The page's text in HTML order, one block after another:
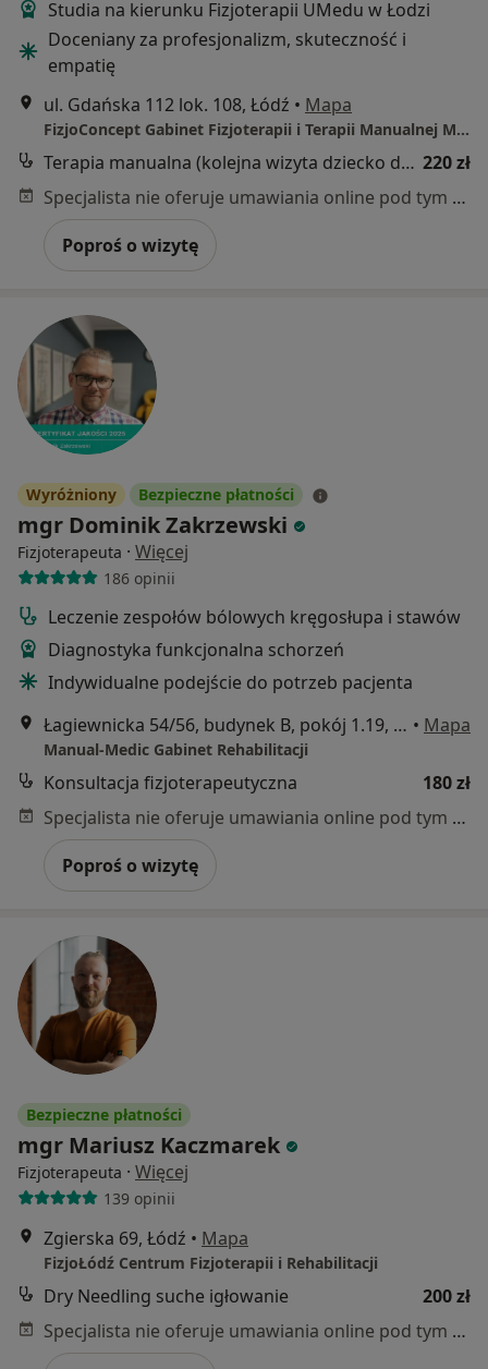
Studia na kierunku Fizjoterapii UMedu w Łodzi
Doceniany za profesjonalizm, skuteczność i
empatię
ul. Gdańska 112 lok. 108, Łódź • Mapa
FizjoConcept Gabinet Fizjoterapii i Terapii Manualnej Mateusz Pyrzak
Terapia manualna (kolejna wizyta dziecko do lat 16, terapia) 220 zł
Specjalista nie oferuje umawiania online pod tym adresem.
Poproś o wizytę
Wyróżniony Bezpieczne płatności
mgr Dominik Zakrzewski
Fizjoterapeuta · Więcej
186 opinii
Leczenie zespołów bólowych kręgosłupa i stawów
Diagnostyka funkcjonalna schorzeń
Indywidualne podejście do potrzeb pacjenta
Łagiewnicka 54/56, budynek B, pokój 1.19, Łódź • Mapa
Manual-Medic Gabinet Rehabilitacji
Konsultacja fizjoterapeutyczna
180 zł
Specjalista nie oferuje umawiania online pod tym adresem.
Poproś o wizytę
Bezpieczne płatności
mgr Mariusz Kaczmarek
Fizjoterapeuta · Więcej
139 opinii
Zgierska 69, Łódź • Mapa
FizjoŁódź Centrum Fizjoterapii i Rehabilitacji
Dry Needling suche igłowanie
200 zł
Specjalista nie oferuje umawiania online pod tym adresem.